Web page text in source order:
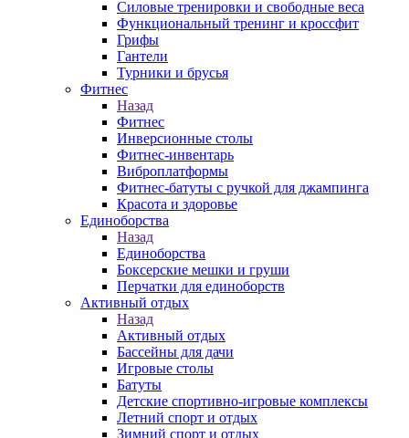
Силовые тренировки и свободные веса
Функциональный тренинг и кроссфит
Грифы
Гантели
Турники и брусья
Фитнес
Назад
Фитнес
Инверсионные столы
Фитнес-инвентарь
Виброплатформы
Фитнес-батуты с ручкой для джампинга
Красота и здоровье
Единоборства
Назад
Единоборства
Боксерские мешки и груши
Перчатки для единоборств
Активный отдых
Назад
Активный отдых
Бассейны для дачи
Игровые столы
Батуты
Детские спортивно-игровые комплексы
Летний спорт и отдых
Зимний спорт и отдых